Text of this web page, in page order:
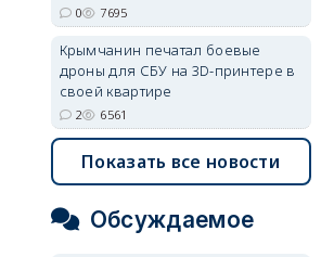
0 7695
Крымчанин печатал боевые
дроны для СБУ на 3D-принтере в
своей квартире
2 6561
Показать все новости
Обсуждаемое